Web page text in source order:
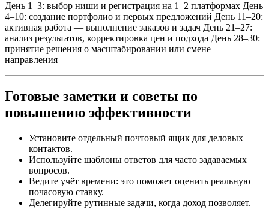
День 1–3: выбор ниши и регистрация на 1–2 платформах День
4–10: создание портфолио и первых предложений День 11–20:
активная работа — выполнение заказов и задач День 21–27:
анализ результатов, корректировка цен и подхода День 28–30:
принятие решения о масштабировании или смене
направления
Готовые заметки и советы по
повышению эффективности
Установите отдельный почтовый ящик для деловых
контактов.
Используйте шаблоны ответов для часто задаваемых
вопросов.
Ведите учёт времени: это поможет оценить реальную
почасовую ставку.
Делегируйте рутинные задачи, когда доход позволяет.